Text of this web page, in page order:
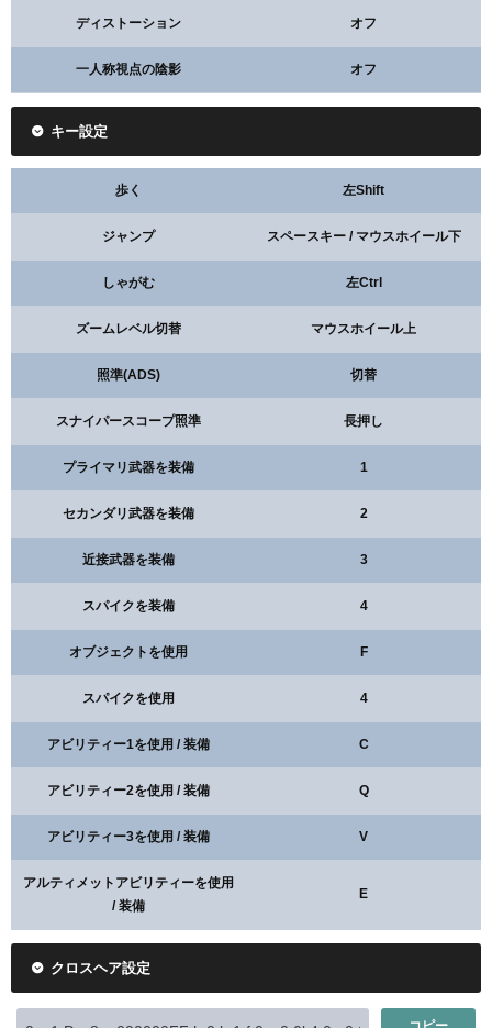
ディストーション オフ
一人称視点の陰影 オフ
キー設定
歩く 左Shift
ジャンプ スペースキー / マウスホイール下
しゃがむ 左Ctrl
ズームレベル切替 マウスホイール上
照準(ADS) 切替
スナイパースコープ照準 長押し
プライマリ武器を装備 1
セカンダリ武器を装備 2
近接武器を装備 3
スパイクを装備 4
オブジェクトを使用 F
スパイクを使用 4
アビリティー1を使用 / 装備 C
アビリティー2を使用 / 装備 Q
アビリティー3を使用 / 装備 V
アルティメットアビリティーを使用
/ 装備
E
クロスヘア設定